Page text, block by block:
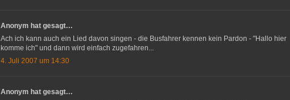
Anonym hat gesagt…
Ach ich kann auch ein Lied davon singen - die Busfahrer kennen kein Pardon - "Hallo hier
komme ich" und dann wird einfach zugefahren...
4. Juli 2007 um 14:30
Anonym hat gesagt…